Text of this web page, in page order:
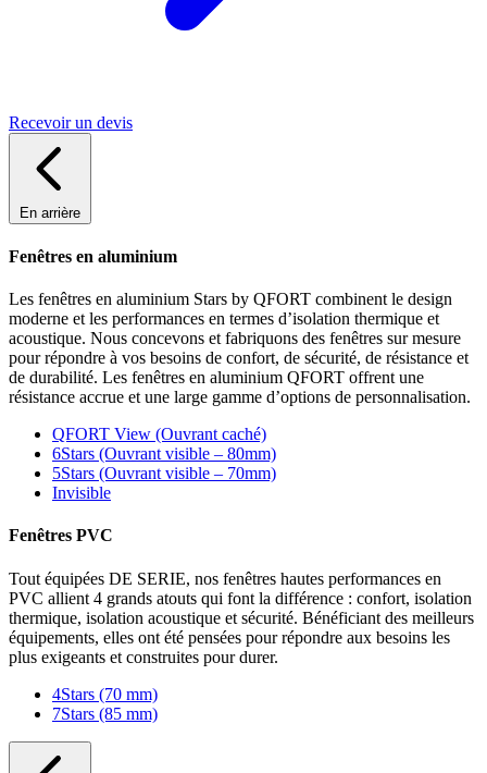
Recevoir un devis
En arrière
Fenêtres en aluminium
Les fenêtres en aluminium Stars by QFORT combinent le design
moderne et les performances en termes d’isolation thermique et
acoustique. Nous concevons et fabriquons des fenêtres sur mesure
pour répondre à vos besoins de confort, de sécurité, de résistance et
de durabilité. Les fenêtres en aluminium QFORT offrent une
résistance accrue et une large gamme d’options de personnalisation.
QFORT View (Ouvrant caché)
6Stars (Ouvrant visible – 80mm)
5Stars (Ouvrant visible – 70mm)
Invisible
Fenêtres PVC
Tout équipées DE SERIE, nos fenêtres hautes performances en
PVC allient 4 grands atouts qui font la différence : confort, isolation
thermique, isolation acoustique et sécurité. Bénéficiant des meilleurs
équipements, elles ont été pensées pour répondre aux besoins les
plus exigeants et construites pour durer.
4Stars (70 mm)
7Stars (85 mm)